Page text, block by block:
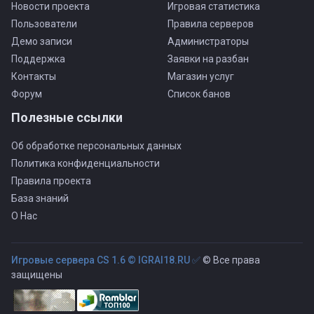
Новости проекта
Пользователи
Демо записи
Поддержка
Контакты
Форум
Игровая статистика
Правила серверов
Администраторы
Заявки на разбан
Магазин услуг
Список банов
Полезные ссылки
Об обработке персональных данных
Политика конфиденциальности
Правила проекта
База знаний
О Нас
Игровые сервера CS 1.6 © IGRAI18.RU ✅© Все права
защищены